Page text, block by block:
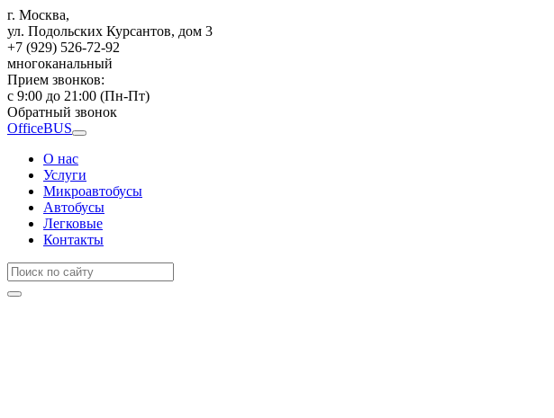
г. Москва,
ул. Подольских Курсантов, дом 3
+7 (929) 526-72-92
многоканальный
Прием звонков:
с 9:00 до 21:00 (Пн-Пт)
Обратный звонок
OfficeBUS
О нас
Услуги
Микроавтобусы
Автобусы
Легковые
Контакты